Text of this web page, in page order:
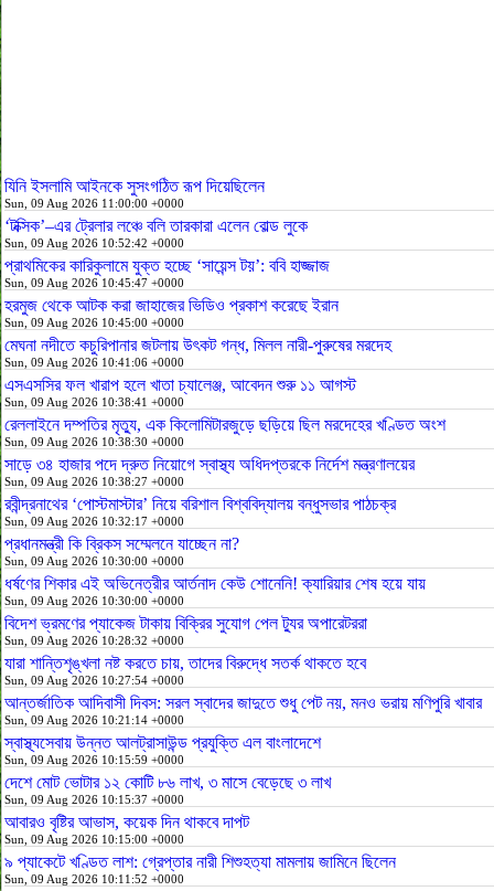
যিনি ইসলামি আইনকে সুসংগঠিত রূপ দিয়েছিলেন
Sun, 09 Aug 2026 11:00:00 +0000
‘টক্সিক’–এর ট্রেলার লঞ্চে বলি তারকারা এলেন বোল্ড লুকে
Sun, 09 Aug 2026 10:52:42 +0000
প্রাথমিকের কারিকুলামে যুক্ত হচ্ছে ‘সায়েন্স টয়’: ববি হাজ্জাজ
Sun, 09 Aug 2026 10:45:47 +0000
হরমুজ থেকে আটক করা জাহাজের ভিডিও প্রকাশ করেছে ইরান
Sun, 09 Aug 2026 10:45:00 +0000
মেঘনা নদীতে কচুরিপানার জটলায় উৎকট গন্ধ, মিলল নারী-পুরুষের মরদেহ
Sun, 09 Aug 2026 10:41:06 +0000
এসএসসির ফল খারাপ হলে খাতা চ্যালেঞ্জ, আবেদন শুরু ১১ আগস্ট
Sun, 09 Aug 2026 10:38:41 +0000
রেললাইনে দম্পতির মৃত্যু, এক কিলোমিটারজুড়ে ছড়িয়ে ছিল মরদেহের খণ্ডিত অংশ
Sun, 09 Aug 2026 10:38:30 +0000
সাড়ে ৩৪ হাজার পদে দ্রুত নিয়োগে স্বাস্থ্য অধিদপ্তরকে নির্দেশ মন্ত্রণালয়ের
Sun, 09 Aug 2026 10:38:27 +0000
রবীন্দ্রনাথের ‘পোস্টমাস্টার’ নিয়ে বরিশাল বিশ্ববিদ্যালয় বন্ধুসভার পাঠচক্র
Sun, 09 Aug 2026 10:32:17 +0000
প্রধানমন্ত্রী কি ব্রিকস সম্মেলনে যাচ্ছেন না?
Sun, 09 Aug 2026 10:30:00 +0000
ধর্ষণের শিকার এই অভিনেত্রীর আর্তনাদ কেউ শোনেনি! ক্যারিয়ার শেষ হয়ে যায়
Sun, 09 Aug 2026 10:30:00 +0000
বিদেশ ভ্রমণের প্যাকেজ টাকায় বিক্রির সুযোগ পেল ট্যুর অপারেটররা
Sun, 09 Aug 2026 10:28:32 +0000
যারা শান্তিশৃঙ্খলা নষ্ট করতে চায়, তাদের বিরুদ্ধে সতর্ক থাকতে হবে
Sun, 09 Aug 2026 10:27:54 +0000
আন্তর্জাতিক আদিবাসী দিবস: সরল স্বাদের জাদুতে শুধু পেট নয়, মনও ভরায় মণিপুরি খাবার
Sun, 09 Aug 2026 10:21:14 +0000
স্বাস্থ্যসেবায় উন্নত আলট্রাসাউন্ড প্রযুক্তি এল বাংলাদেশে
Sun, 09 Aug 2026 10:15:59 +0000
দেশে মোট ভোটার ১২ কোটি ৮৬ লাখ, ৩ মাসে বেড়েছে ৩ লাখ
Sun, 09 Aug 2026 10:15:37 +0000
আবারও বৃষ্টির আভাস, কয়েক দিন থাকবে দাপট
Sun, 09 Aug 2026 10:15:00 +0000
৯ প্যাকেটে খণ্ডিত লাশ: গ্রেপ্তার নারী শিশুহত্যা মামলায় জামিনে ছিলেন
Sun, 09 Aug 2026 10:11:52 +0000